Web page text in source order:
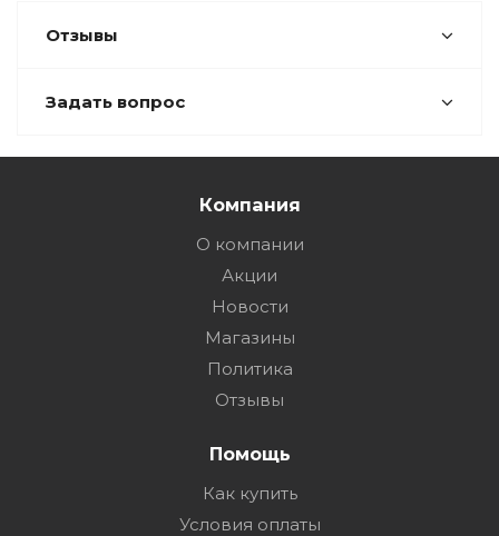
Отзывы
Задать вопрос
Компания
О компании
Акции
Новости
Магазины
Политика
Отзывы
Помощь
Как купить
Условия оплаты